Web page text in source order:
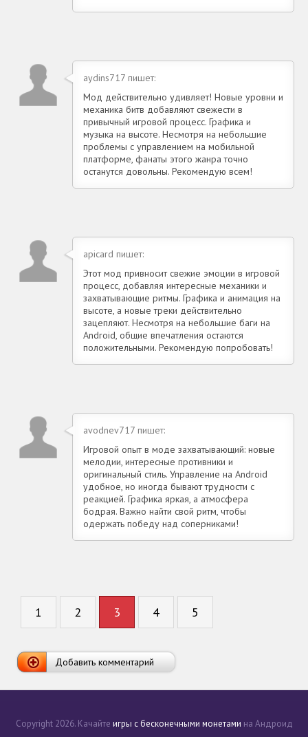
aydins717 пишет:
Мод действительно удивляет! Новые уровни и
механика битв добавляют свежести в
привычный игровой процесс. Графика и
музыка на высоте. Несмотря на небольшие
проблемы с управлением на мобильной
платформе, фанаты этого жанра точно
останутся довольны. Рекомендую всем!
apicard пишет:
Этот мод привносит свежие эмоции в игровой
процесс, добавляя интересные механики и
захватывающие ритмы. Графика и анимация на
высоте, а новые треки действительно
зацепляют. Несмотря на небольшие баги на
Android, общие впечатления остаются
положительными. Рекомендую попробовать!
avodnev717 пишет:
Игровой опыт в моде захватывающий: новые
мелодии, интересные противники и
оригинальный стиль. Управление на Android
удобное, но иногда бывают трудности с
реакцией. Графика яркая, а атмосфера
бодрая. Важно найти свой ритм, чтобы
одержать победу над соперниками!
1 2 3 4 5
Добавить комментарий
Copyright 2026. Качайте игры с бесконечными монетами на Андроид